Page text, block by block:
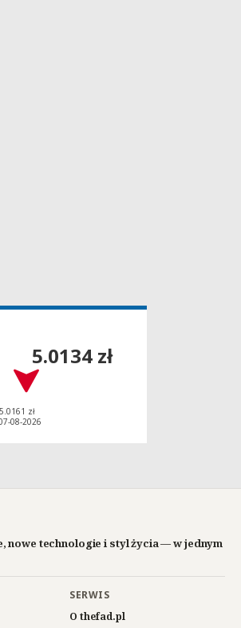
5.0134 zł
zł
08-2026
nowe technologie i styl życia — w jednym
SERWIS
O thefad.pl